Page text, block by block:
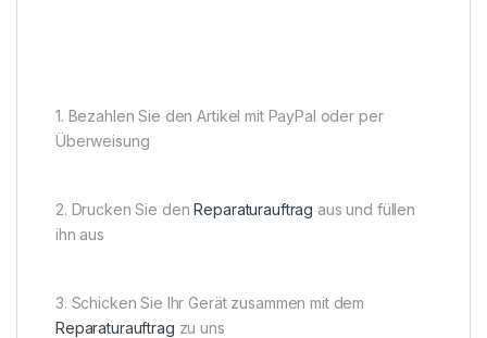
1. Bezahlen Sie den Artikel mit PayPal oder per
Überweisung
2. Drucken Sie denReparaturauftrag aus und füllen
ihn aus
3. Schicken Sie Ihr Gerät zusammen mit dem
Reparaturauftrag zu uns